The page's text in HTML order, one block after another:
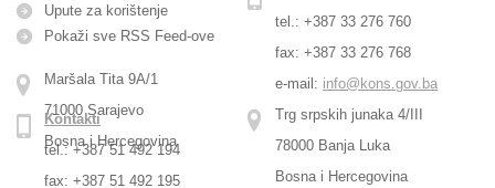
Upute za korištenje
Pokaži sve RSS Feed-оve
Maršala Tita 9A/1
71000 Sarajevo
Bosna i Hercegovina
tel.: +387 33 276 760
fax: +387 33 276 768
e-mail: info@kons.gov.ba
Trg srpskih junaka 4/III
78000 Banja Luka
Bosna i Hercegovina
Kontakti
tel.: +387 51 492 194
fax: +387 51 492 195